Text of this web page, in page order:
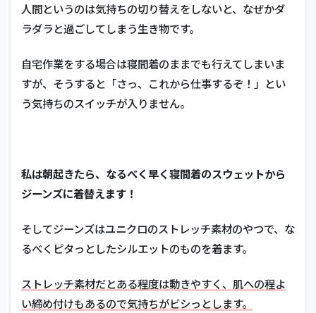
「ご
飯の
「掃
除の
時
間」
く！
2
ヒー
を飲
むの
な
く、
ガム
人間というのは気持ちの切り替えをしないと、なぜかダ
ラダラと過ごしてしまう生き物です。
自宅作業をする場合は寝間着のままでも行えてしまいま
すが、そうすると「さっ、これから仕事するぞ！」とい
う気持ちのスイッチが入りません。
私は朝起きたら、なるべく早く寝間着のスウェットから
ジーンズに着替えます！
そしてジーンズはユニクロのストレッチ素材のやつで、な
るべくピタっとしたシルエットのものを着ます。
ストレッチ素材だとある程度は動きやすく、肌への程よ
い締め付けもあるので気持ちがビシっとします。